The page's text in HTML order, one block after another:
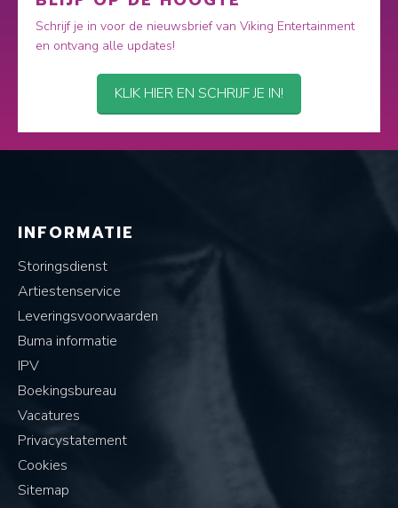
Schrijf je in voor de nieuwsbrief van Viking Entertainment
en ontvang alle updates!
KLIK HIER EN SCHRIJF JE IN!
INFORMATIE
Storingsdienst
Artiestenservice
Leveringsvoorwaarden
Buma informatie
IPV
Boekingsbureau
Vacatures
Privacystatement
Cookies
Sitemap